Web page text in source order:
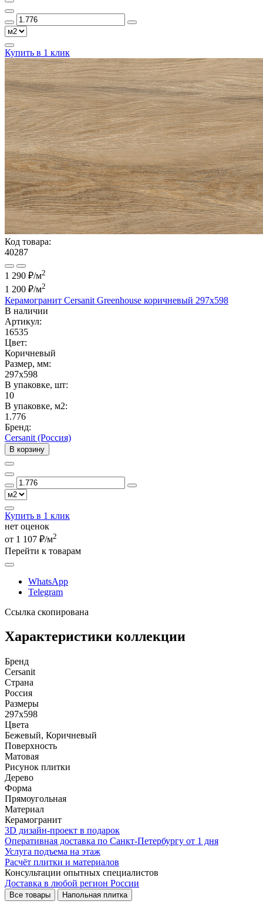
Купить в 1 клик
Код товара:
40287
1 290 ₽/м2
1 200 ₽/м2
Керамогранит Cersanit Greenhouse коричневый 297x598
В наличии
Артикул:
16535
Цвет:
Коричневый
Размер, мм:
297x598
В упаковке, шт:
10
В упаковке, м2:
1.776
Бренд:
Cersanit (Россия)
В корзину
Купить в 1 клик
нет оценок
от 1 107 ₽/м2
Перейти к товарам
WhatsApp
Telegram
Ссылка скопирована
Характеристики коллекции
Бренд
Cersanit
Страна
Россия
Размеры
297x598
Цвета
Бежевый, Коричневый
Поверхность
Матовая
Рисунок плитки
Дерево
Форма
Прямоугольная
Материал
Керамогранит
3D дизайн-проект в подарок
Оперативная доставка по Санкт-Петербургу от 1 дня
Услуга подъема на этаж
Расчёт плитки и материалов
Консультации опытных специалистов
Доставка в любой регион России
Все товары Напольная плитка